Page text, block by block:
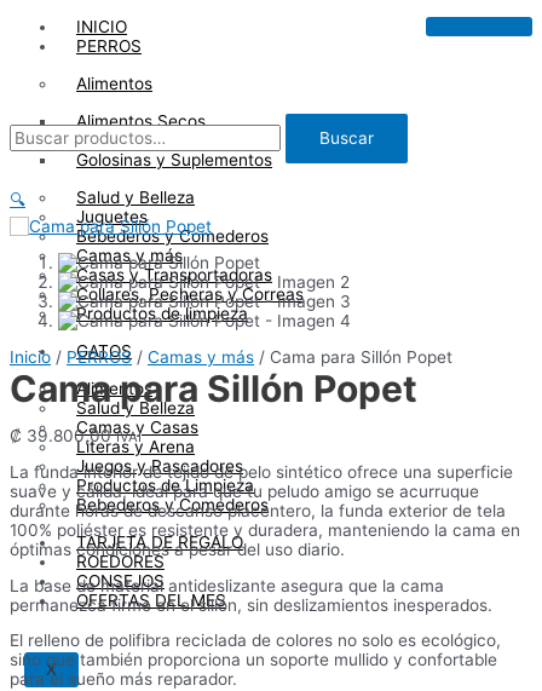
INICIO
PERROS
Alimentos
Alimentos Secos
Alimentos Húmedos
Golosinas y Suplementos
Salud y Belleza
Juguetes
Bebederos y Comederos
Camas y más
Casas y Transportadoras
Collares, Pecheras y Correas
Productos de limpieza
GATOS
Alimentos
Salud y Belleza
Camas y Casas
Literas y Arena
Juegos y Rascadores
Productos de Limpieza
Bebederos y Comederos
TARJETA DE REGALO
ROEDORES
CONSEJOS
OFERTAS DEL MES
X
Buscar
por:
Buscar
🔍
Inicio / PERROS / Camas y más / Cama para Sillón Popet
Cama para Sillón Popet
₡ 39.800,00 IVAI
La funda interior de tejido de pelo sintético ofrece una superficie
suave y cálida, ideal para que tu peludo amigo se acurruque
durante horas de descanso placentero, la funda exterior de tela
100% poliéster es resistente y duradera, manteniendo la cama en
óptimas condiciones a pesar del uso diario.
La base de material antideslizante asegura que la cama
permanezca firme en el sillón, sin deslizamientos inesperados.
El relleno de polifibra reciclada de colores no solo es ecológico,
sino que también proporciona un soporte mullido y confortable
para el sueño más reparador.